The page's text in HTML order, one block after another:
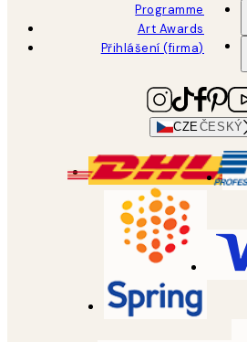
Programme
Art Awards
Přihlášení (firma)
CZEČESKÝ